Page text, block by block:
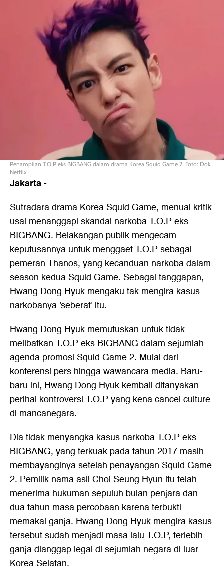
Penampilan T.O.P eks BIGBANG dalam drama Korea Squid Game 2. Foto: Dok.
Netflix
Jakarta-
Sutradara drama Korea Squid Game, menuai kritik
usai menanggapi skandal narkoba T.O.P eks
BIGBANG. Belakangan publik mengecam
keputusannya untuk menggaet T.O.P sebagai
pemeran Thanos, yang kecanduan narkoba dalam
season kedua Squid Game. Sebagai tanggapan,
Hwang Dong Hyuk mengaku tak mengira kasus
narkobanya 'seberat' itu.
Hwang Dong Hyuk memutuskan untuk tidak
melibatkan T.O.P eks BIGBANG dalam sejumlah
agenda promosi Squid Game 2. Mulai dari
konferensi pers hingga wawancara media. Baru-
baru ini, Hwang Dong Hyuk kembali ditanyakan
perihal kontroversi T.O.P yang kena cancel culture
di mancanegara.
Dia tidak menyangka kasus narkoba T.O.P eks
BIGBANG, yang terkuak pada tahun 2017 masih
membayanginya setelah penayangan Squid Game
2. Pemilik nama asli Choi Seung Hyun itu telah
menerima hukuman sepuluh bulan penjara dan
dua tahun masa percobaan karena terbukti
memakai ganja. Hwang Dong Hyuk mengira kasus
tersebut sudah menjadi masa lalu T.O.P, terlebih
ganja dianggap legal di sejumlah negara di luar
Korea Selatan.